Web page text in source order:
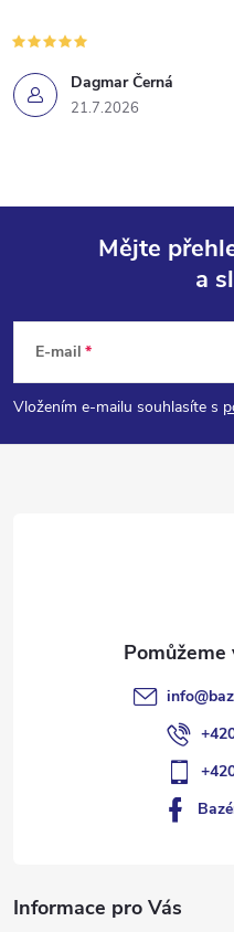
Dagmar Černá
21.7.2026
p
a
Mějte
a
E-mail
Vložením e-mailu souhlasíte s
Informace pro Vás
info@